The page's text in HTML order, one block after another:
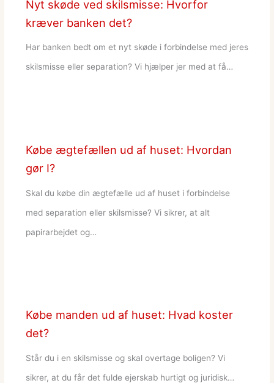
Nyt skøde ved skilsmisse: Hvorfor
kræver banken det?
Har banken bedt om et nyt skøde i forbindelse med jeres
skilsmisse eller separation? Vi hjælper jer med at få…
Købe ægtefællen ud af huset: Hvordan
gør I?
Skal du købe din ægtefælle ud af huset i forbindelse
med separation eller skilsmisse? Vi sikrer, at alt
papirarbejdet og…
Købe manden ud af huset: Hvad koster
det?
Står du i en skilsmisse og skal overtage boligen? Vi
sikrer, at du får det fulde ejerskab hurtigt og juridisk…